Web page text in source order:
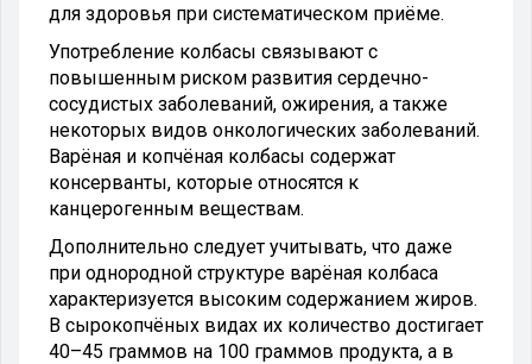
для здоровья при систематическом приёме.
Употребление колбасы связывают с
повышенным риском развития сердечно-
сосудистых заболеваний, ожирения, а также
некоторых видов онкологических заболеваний.
Варёная и копчёная колбасы содержат
консерванты, которые относятся к
канцерогенным веществам.
Дополнительно следует учитывать, что даже
при однородной структуре варёная колбаса
характеризуется высоким содержанием жиров.
В сырокопчёных видах их количество достигает
40–45 граммов на 100 граммов продукта, а в